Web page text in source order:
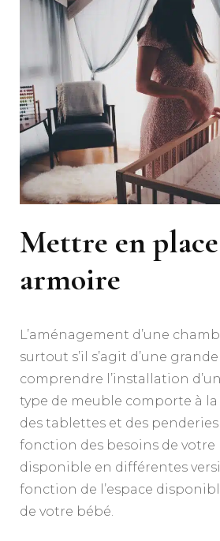
Mettre en
armoire
L’aménagement d’une
surtout s’il s’agit d’une
comprendre l’installation
type de meuble comporte à
des tablettes et des
fonction des besoins de votre
disponible en différentes
fonction de l’espace
de votre bébé.